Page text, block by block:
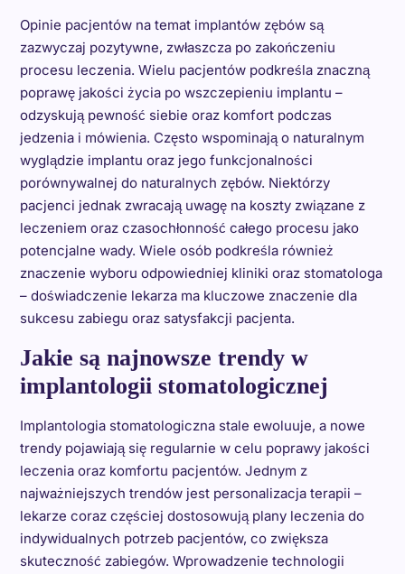
Opinie pacjentów na temat implantów zębów są
zazwyczaj pozytywne, zwłaszcza po zakończeniu
procesu leczenia. Wielu pacjentów podkreśla znaczną
poprawę jakości życia po wszczepieniu implantu –
odzyskują pewność siebie oraz komfort podczas
jedzenia i mówienia. Często wspominają o naturalnym
wyglądzie implantu oraz jego funkcjonalności
porównywalnej do naturalnych zębów. Niektórzy
pacjenci jednak zwracają uwagę na koszty związane z
leczeniem oraz czasochłonność całego procesu jako
potencjalne wady. Wiele osób podkreśla również
znaczenie wyboru odpowiedniej kliniki oraz stomatologa
– doświadczenie lekarza ma kluczowe znaczenie dla
sukcesu zabiegu oraz satysfakcji pacjenta.
Jakie są najnowsze trendy w
implantologii stomatologicznej
Implantologia stomatologiczna stale ewoluuje, a nowe
trendy pojawiają się regularnie w celu poprawy jakości
leczenia oraz komfortu pacjentów. Jednym z
najważniejszych trendów jest personalizacja terapii –
lekarze coraz częściej dostosowują plany leczenia do
indywidualnych potrzeb pacjentów, co zwiększa
skuteczność zabiegów. Wprowadzenie technologii